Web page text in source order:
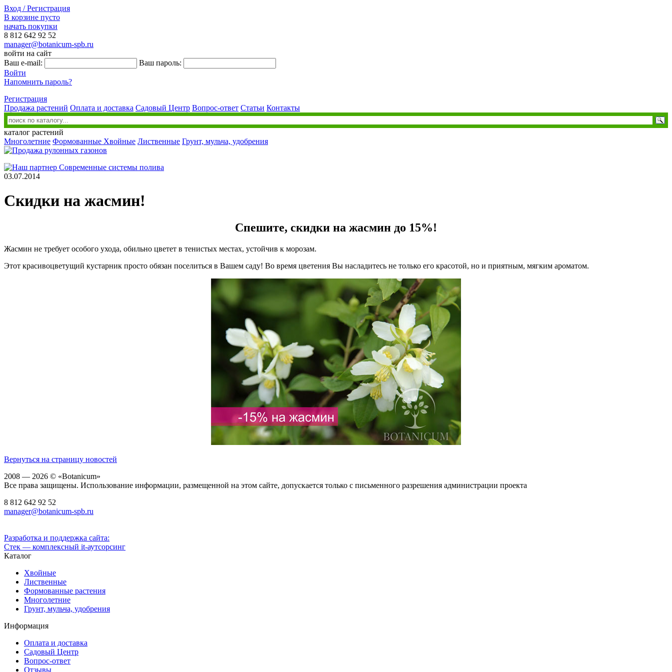
Вход / Регистрация
В корзине пусто
начать покупки
8 812 642 92 52
manager@botanicum-spb.ru
войти на сайт
Ваш e-mail:
Ваш пароль:
Войти
Напомнить пароль?
Регистрация
Продажа растений Оплата и доставка Садовый Центр Вопрос-ответ Статьи Контакты
каталог растений
Многолетние Формованные Хвойные Лиственные Грунт, мульча, удобрения
03.07.2014
Скидки на жасмин!
Спешите, скидки на жасмин до 15%!
Жасмин не требует особого ухода, обильно цветет в тенистых местах, устойчив к морозам.
Этот красивоцветущий кустарник просто обязан поселиться в Вашем саду! Во время цветения Вы насладитесь не только его красотой, но и приятным, мягким ароматом.
Вернуться на страницу новостей
2008 — 2026 © «Botanicum»
Все права защищены. Использование информации, размещенной на этом сайте, допускается только с письменного разрешения администрации проекта
8 812 642 92 52
manager@botanicum-spb.ru
Разработка и поддержка сайта:
Стек — комплексный it-аутсорсинг
Каталог
Хвойные
Лиственные
Формованные растения
Многолетние
Грунт, мульча, удобрения
Информация
Оплата и доставка
Садовый Центр
Вопрос-ответ
Отзывы